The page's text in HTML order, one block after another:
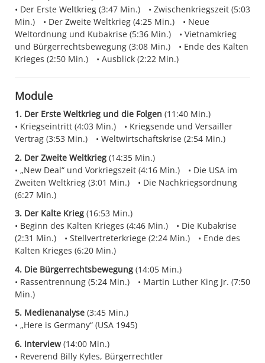
Der Erste Weltkrieg (3:47 Min.)
Zwischenkriegszeit (5:03
Min.)
Der Zweite Weltkrieg (4:25 Min.)
Neue
Weltordnung und Kubakrise (5:36 Min.)
Vietnamkrieg
und Bürgerrechtsbewegung (3:08 Min.)
Ende des Kalten
Krieges (2:50 Min.)
Ausblick (2:22 Min.)
Module
1. Der Erste Weltkrieg und die Folgen (11:40 Min.)
Kriegseintritt (4:03 Min.)
Kriegsende und Versailler
Vertrag (3:53 Min.)
Weltwirtschaftskrise (2:54 Min.)
2. Der Zweite Weltkrieg (14:35 Min.)
„New Deal“ und Vorkriegszeit (4:16 Min.)
Die USA im
Zweiten Weltkrieg (3:01 Min.)
Die Nachkriegsordnung
(6:27 Min.)
3. Der Kalte Krieg (16:53 Min.)
Beginn des Kalten Krieges (4:46 Min.)
Die Kubakrise
(2:31 Min.)
Stellvertreterkriege (2:24 Min.)
Ende des
Kalten Krieges (6:20 Min.)
4. Die Bürgerrechtsbewegung (14:05 Min.)
Rassentrennung (5:24 Min.)
Martin Luther King Jr. (7:50
Min.)
5. Medienanalyse (3:45 Min.)
„Here is Germany“ (USA 1945)
6. Interview(14:00 Min.)
Reverend Billy Kyles, Bürgerrechtler